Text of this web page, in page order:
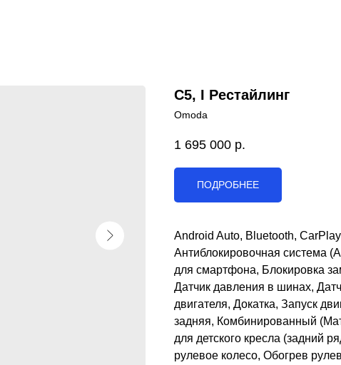
C5, I Рестайлинг
Omoda
1 695 000 р.
ПОДРОБНЕЕ
Android Auto, Bluetooth,
Антиблокировочная система
для смартфона, Блокировка
Датчик давления в шинах,
двигателя, Докатка, Запуск
задняя, Комбинированный
для детского кресла (задний
рулевое колесо, Обогрев